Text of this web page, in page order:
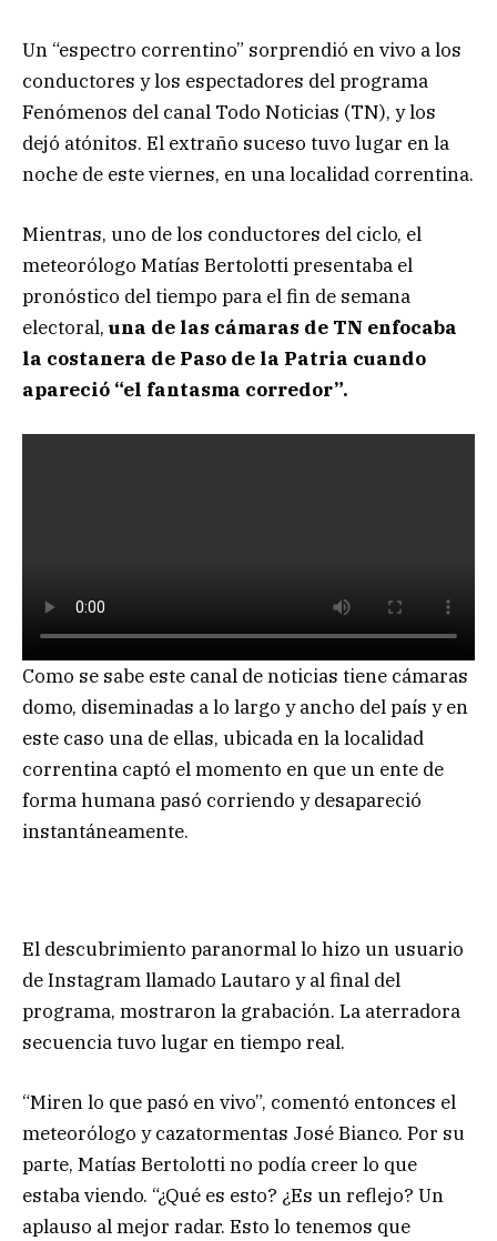
Un “espectro correntino” sorprendió en vivo a los
conductores y los espectadores del programa
Fenómenos del canal Todo Noticias (TN), y los
dejó atónitos. El extraño suceso tuvo lugar en la
noche de este viernes, en una localidad correntina.
Mientras, uno de los conductores del ciclo, el
meteorólogo Matías Bertolotti presentaba el
pronóstico del tiempo para el fin de semana
electoral, una de las cámaras de TN enfocaba
la costanera de Paso de la Patria cuando
apareció “el fantasma corredor”.
Como se sabe este canal de noticias tiene cámaras
domo, diseminadas a lo largo y ancho del país y en
este caso una de ellas, ubicada en la localidad
correntina captó el momento en que un ente de
forma humana pasó corriendo y desapareció
instantáneamente.
El descubrimiento paranormal lo hizo un usuario
de Instagram llamado Lautaro y al final del
programa, mostraron la grabación. La aterradora
secuencia tuvo lugar en tiempo real.
“Miren lo que pasó en vivo”, comentó entonces el
meteorólogo y cazatormentas José Bianco. Por su
parte, Matías Bertolotti no podía creer lo que
estaba viendo. “¿Qué es esto? ¿Es un reflejo? Un
aplauso al mejor radar. Esto lo tenemos que